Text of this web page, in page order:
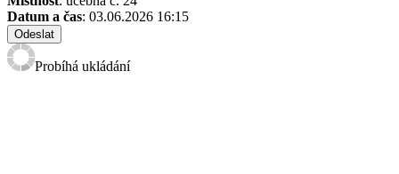
Datum a čas: 03.06.2026 16:15
Odeslat
Probíhá ukládání